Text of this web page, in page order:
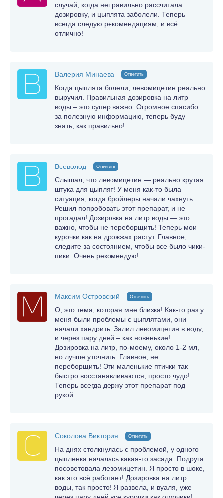
случай, когда неправильно рассчитала
дозировку, и цыплята заболели. Теперь
всегда следую рекомендациям, и всё
отлично!
Валерия Минаева Ответить
Когда цыплята болели, левомицетин реально
выручил. Правильная дозировка на литр
воды – это супер важно. Огромное спасибо
за полезную информацию, теперь буду
знать, как правильно!
Всеволод Ответить
Слышал, что левомицетин — реально крутая
штука для цыплят! У меня как-то была
ситуация, когда бройлеры начали чахнуть.
Решил попробовать этот препарат, и не
прогадал! Дозировка на литр воды — это
важно, чтобы не переборщить! Теперь мои
курочки как на дрожжах растут. Главное,
следите за состоянием, чтобы все было чики-
пики. Очень рекомендую!
Максим Островский Ответить
О, это тема, которая мне близка! Как-то раз у
меня были проблемы с цыплятами, они
начали хандрить. Залил левомицетин в воду,
и через пару дней – как новенькие!
Дозировка на литр, по-моему, около 1-2 мл,
но лучше уточнить. Главное, не
переборщить! Эти маленькие птички так
быстро восстанавливаются, просто чудо!
Теперь всегда держу этот препарат под
рукой.
Соколова Виктория Ответить
На днях столкнулась с проблемой, у одного
цыпленка началась какая-то засада. Подруга
посоветовала левомицетин. Я просто в шоке,
как это всё работает! Дозировка на литр
воды, так просто! Я развела, и вуаля, уже